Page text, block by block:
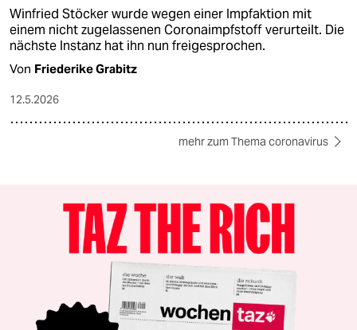
Winfried Stöcker wurde wegen einer Impfaktion mit
einem nicht zugelassenen Coronaimpfstoff verurteilt. Die
nächste Instanz hat ihn nun freigesprochen.
Von Friederike Grabitz
12.5.2026
mehr zum Thema coronavirus